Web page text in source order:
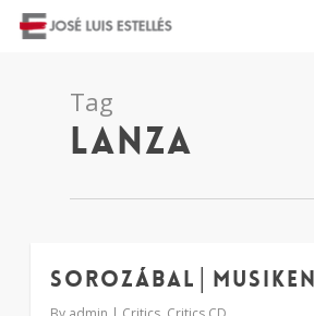
Tag
Lanza
1